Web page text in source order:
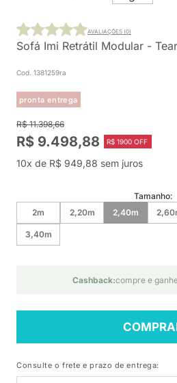
Sofá Imi Retrátil Modular -
Cod. 1381259ra
pronta entrega
AVALIAÇÕES (0)
R$ 11.398,66
R$ 9.498,88 R$ 1900 OFF
10x de R$ 949,88 sem juros
Tamanho:
2m
2,20m 2,40m
3,40m
Cashback:compre e
Consulte o frete e prazo de entrega: